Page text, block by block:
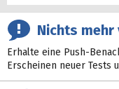
Nichts
Erhalte eine Push-
Erscheinen neuer Tests